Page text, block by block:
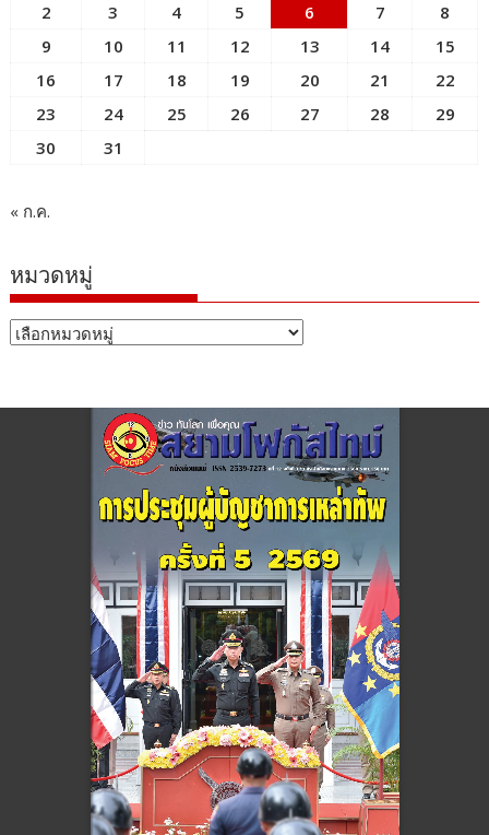
2
3 4 5 6 7
8
9
10 11 12 13 14
15
16
17 18 19 20 21
22
23
24 25 26 27 28
29
30
31
« ก.ค.
หมวดหมู่
หมวด